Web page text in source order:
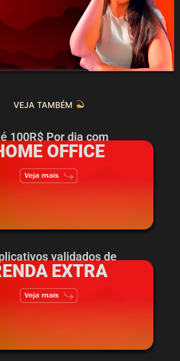
VEJA TAMBÉM
100R$ Por dia com
OFFICE
validados de
EXTRA